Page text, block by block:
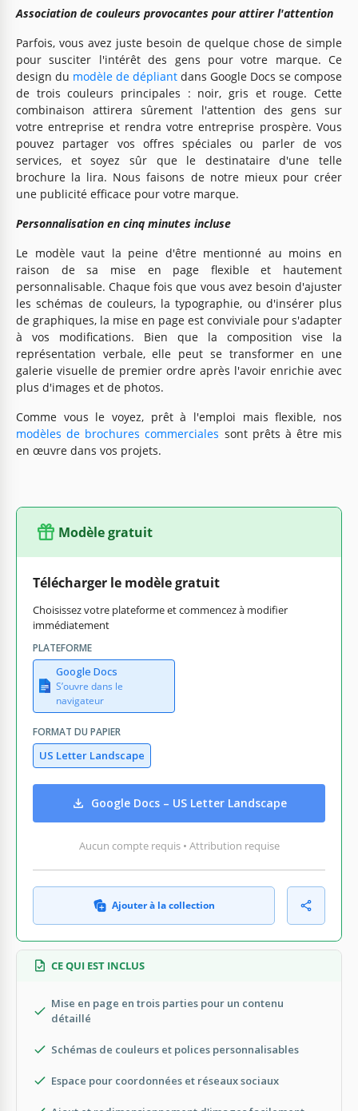
Association de couleurs provocantes pour attirer l'attention
Parfois, vous avez juste besoin de quelque chose de simple
pour susciter l'intérêt des gens pour votre marque. Ce
design du modèle de dépliant dans Google Docs se compose
de trois couleurs principales : noir, gris et rouge. Cette
combinaison attirera sûrement l'attention des gens sur
votre entreprise et rendra votre entreprise prospère. Vous
pouvez partager vos offres spéciales ou parler de vos
services, et soyez sûr que le destinataire d'une telle
brochure la lira. Nous faisons de notre mieux pour créer
une publicité efficace pour votre marque.
Personnalisation en cinq minutes incluse
Le modèle vaut la peine d'être mentionné au moins en
raison de sa mise en page flexible et hautement
personnalisable. Chaque fois que vous avez besoin d'ajuster
les schémas de couleurs, la typographie, ou d'insérer plus
de graphiques, la mise en page est conviviale pour s'adapter
à vos modifications. Bien que la composition vise la
représentation verbale, elle peut se transformer en une
galerie visuelle de premier ordre après l'avoir enrichie avec
plus d'images et de photos.
Comme vous le voyez, prêt à l'emploi mais flexible, nos
modèles de brochures commerciales sont prêts à être mis
en œuvre dans vos projets.
Modèle gratuit
Télécharger le modèle gratuit
Choisissez votre plateforme et commencez à modifier
immédiatement
PLATEFORME
Google Docs
S’ouvre dans le
navigateur
FORMAT DU PAPIER
US Letter Landscape
Google Docs – US Letter Landscape
Aucun compte requis • Attribution requise
Ajouter à la collection
CE QUI EST INCLUS
Mise en page en trois parties pour un contenu
détaillé
Schémas de couleurs et polices personnalisables
Espace pour coordonnées et réseaux sociaux